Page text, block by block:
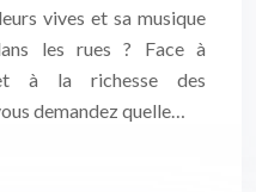
vives et sa musique
les rues ? Face à
et à la richesse des
demandez quelle…